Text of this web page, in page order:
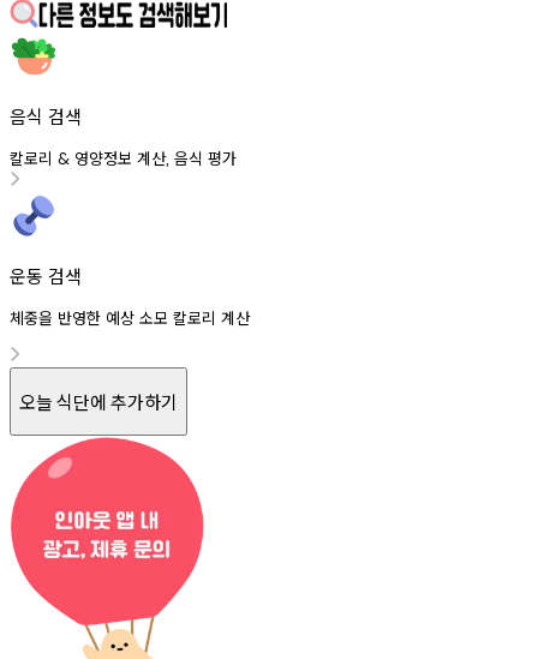
음식 검색
칼로리 & 영양정보 계산, 음식 평가
운동 검색
체중을 반영한 예상 소모 칼로리 계산
오늘 식단에 추가하기